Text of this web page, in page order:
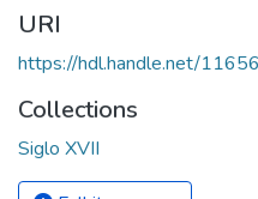
URI
https://hdl.handle.net/
Collections
Siglo XVII